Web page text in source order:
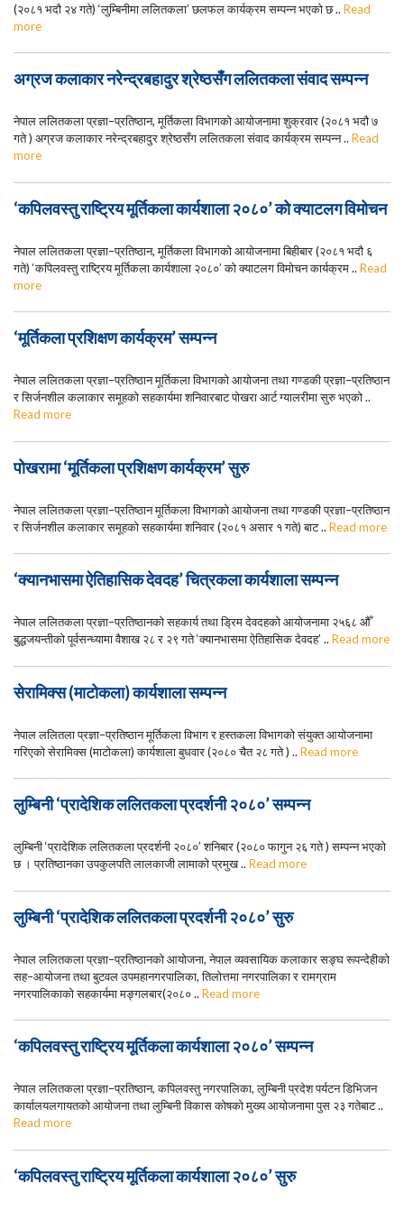
(२०८१ भदौ २४ गते) ‘लुम्बिनीमा ललितकला’ छलफल कार्यक्रम सम्पन्न भएको छ .. Read
more
अग्रज कलाकार नरेन्द्रबहादुर श्रेष्ठसँग ललितकला संवाद सम्पन्न
नेपाल ललितकला प्रज्ञा–प्रतिष्ठान, मूर्तिकला विभागको आयोजनामा शुक्रवार (२०८१ भदौ ७
गते ) अग्रज कलाकार नरेन्द्रबहादुर श्रेष्ठसँग ललितकला संवाद कार्यक्रम सम्पन्न .. Read
more
‘कपिलवस्तु राष्ट्रिय मूर्तिकला कार्यशाला २०८०’ को क्याटलग विमोचन
नेपाल ललितकला प्रज्ञा–प्रतिष्ठान, मूर्तिकला विभागको आयोजनामा बिहीबार (२०८१ भदौ ६
गते) ‘कपिलवस्तु राष्ट्रिय मूर्तिकला कार्यशाला २०८०’ को क्याटलग विमोचन कार्यक्रम .. Read
more
‘मूर्तिकला प्रशिक्षण कार्यक्रम’ सम्पन्न
नेपाल ललितकला प्रज्ञा–प्रतिष्ठान मूर्तिकला विभागको आयोजना तथा गण्डकी प्रज्ञा–प्रतिष्ठान
र सिर्जनशील कलाकार समूहको सहकार्यमा शनिवारबाट पोखरा आर्ट ग्यालरीमा सुरु भएको ..
Read more
पोखरामा ‘मूर्तिकला प्रशिक्षण कार्यक्रम’ सुरु
नेपाल ललितकला प्रज्ञा–प्रतिष्ठान मूर्तिकला विभागको आयोजना तथा गण्डकी प्रज्ञा–प्रतिष्ठान
र सिर्जनशील कलाकार समूहको सहकार्यमा शनिवार (२०८१ असार १ गते) बाट .. Read more
‘क्यानभासमा ऐतिहासिक देवदह’ चित्रकला कार्यशाला सम्पन्न
नेपाल ललितकला प्रज्ञा–प्रतिष्ठानको सहकार्य तथा ड्रिम देवदहको आयोजनामा २५६८ औँ
बुद्धजयन्तीको पूर्वसन्ध्यामा वैशाख २८ र २९ गते ‘क्यानभासमा ऐतिहासिक देवदह’ .. Read more
सेरामिक्स (माटोकला) कार्यशाला सम्पन्न
नेपाल ललितला प्रज्ञा–प्रतिष्ठान मूर्तिकला विभाग र हस्तकला विभागको संयुक्त आयोजनामा
गरिएको सेरामिक्स (माटोकला) कार्यशाला बुधवार (२०८० चैत २८ गते ) .. Read more
लुम्बिनी ‘प्रादेशिक ललितकला प्रदर्शनी २०८०’ सम्पन्न
लुम्बिनी ‘प्रादेशिक ललितकला प्रदर्शनी २०८०’ शनिबार (२०८० फागुन २६ गते ) सम्पन्न भएको
छ । प्रतिष्ठानका उपकुलपति लालकाजी लामाको प्रमुख .. Read more
लुम्बिनी ‘प्रादेशिक ललितकला प्रदर्शनी २०८०’ सुरु
नेपाल ललितकला प्रज्ञा–प्रतिष्ठानको आयोजना, नेपाल व्यवसायिक कलाकार सङ्घ रूपन्देहीको
सह–आयोजना तथा बुटवल उपमहानगरपालिका, तिलोत्तमा नगरपालिका र रामग्राम
नगरपालिकाको सहकार्यमा मङ्गलबार(२०८० .. Read more
‘कपिलवस्तु राष्ट्रिय मूर्तिकला कार्यशाला २०८०’ सम्पन्न
नेपाल ललितकला प्रज्ञा–प्रतिष्ठान, कपिलवस्तु नगरपालिका, लुम्बिनी प्रदेश पर्यटन डिभिजन
कार्यालयलगायतको आयोजना तथा लुम्बिनी विकास कोषको मुख्य आयोजनामा पुस २३ गतेबाट ..
Read more
‘कपिलवस्तु राष्ट्रिय मूर्तिकला कार्यशाला २०८०’ सुरु